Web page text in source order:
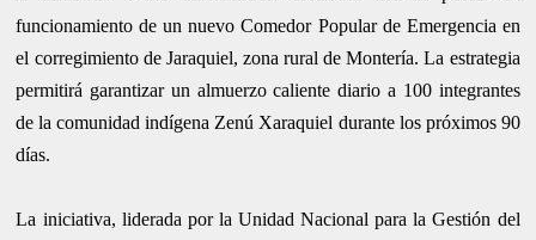
funcionamiento de un nuevo Comedor Popular de Emergencia en
el corregimiento de Jaraquiel, zona rural de Montería. La estrategia
permitirá garantizar un almuerzo caliente diario a 100 integrantes
de la comunidad indígena Zenú Xaraquiel durante los próximos 90
días.
La iniciativa, liderada por la Unidad Nacional para la Gestión del